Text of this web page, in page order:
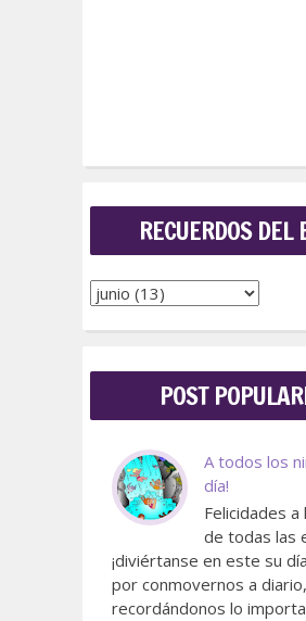
RECUERDOS DEL
POST
A todos los
día!
Felicidades a
de todas las
¡diviértanse en este su
por conmovernos a diario,
recordándonos lo